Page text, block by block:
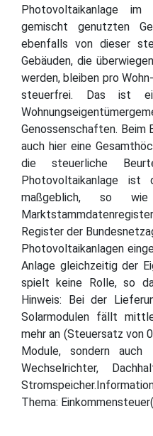
Photovoltaikanlage
gemischt genutzten
ebenfalls von dieser
Gebäuden, die
werden, bleiben pro
steuerfrei. Das ist
Genossenschaften. Beim
auch hier eine
die steuerliche
Photovoltaikanlage
maßgeblich, so
Register der
Photovoltaikanlagen
Anlage gleichzeitig der
spielt keine Rolle, so
Hinweis: Bei der
Solarmodulen fällt
mehr an (Steuersatz von
Module, sondern
Wechselrichter,
Thema: